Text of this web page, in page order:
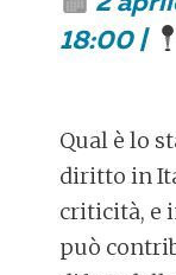
18:00 |
Qual è lo
diritto in
criticità, e
può